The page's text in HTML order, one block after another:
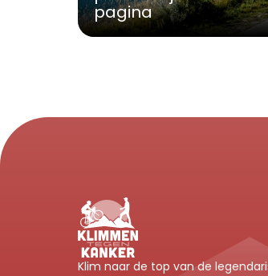
pagina
Klim naar de top van de